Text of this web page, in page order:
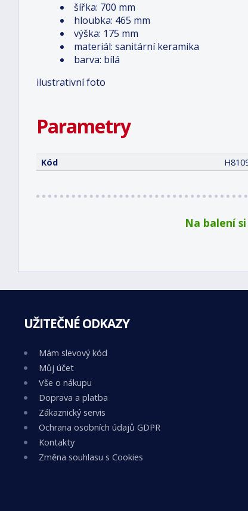
šířka: 700 mm
hloubka: 465­ mm
výška: 175 mm
materiál: sanitární keramika
barva: bílá
ilustrativní foto
Parametry
Kód
Na balení
UŽITEČNÉ ODKAZY
Mám slevový kód
Můj účet
Vše o nákupu
Doprava a platba
Zákaznický servis
Ochrana osobních údajů GDPR
Kontakty
Změna souhlasu s Cookies